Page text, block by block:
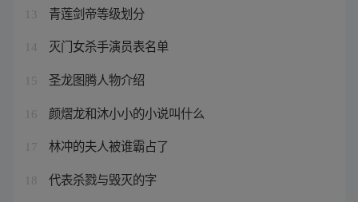
13 青莲剑帝等级划分
14 灭门女杀手演员表名单
15 圣龙图腾人物介绍
16 颜熠龙和沐小小的小说叫什么
17 林冲的夫人被谁霸占了
18 代表杀戮与毁灭的字